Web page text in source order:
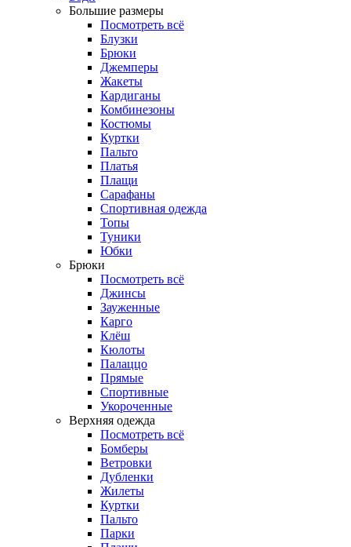
Большие размеры
Посмотреть всё
Блузки
Брюки
Джемперы
Жакеты
Кардиганы
Комбинезоны
Костюмы
Куртки
Пальто
Платья
Плащи
Сарафаны
Спортивная одежда
Топы
Туники
Юбки
Брюки
Посмотреть всё
Джинсы
Зауженные
Карго
Клёш
Кюлоты
Палаццо
Прямые
Спортивные
Укороченные
Верхняя одежда
Посмотреть всё
Бомберы
Ветровки
Дубленки
Жилеты
Куртки
Пальто
Парки